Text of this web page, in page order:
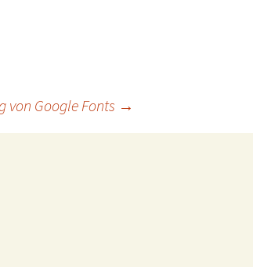
von Google Fonts →